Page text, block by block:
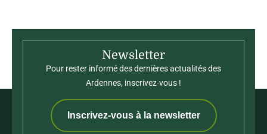
Newsletter
Pour rester informé des dernières actualités des
Ardennes, inscrivez-vous !
Inscrivez-vous à la newsletter